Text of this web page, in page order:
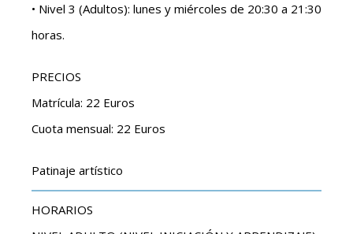
• Nivel 3 (Adultos): lunes y miércoles de 20:30 a 21:30
horas.
PRECIOS
Matrícula: 22 Euros
Cuota mensual: 22 Euros
Patinaje artístico
HORARIOS